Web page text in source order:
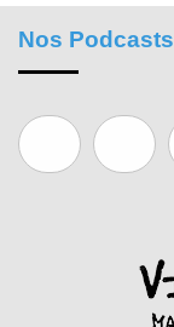
Nos Podcasts